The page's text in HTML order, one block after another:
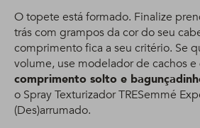
O topete está formado. Finalize
trás com grampos da cor do seu
comprimento fica a seu critério. Se
volume, use modelador de cachos e
comprimento solto e
o Spray Texturizador TRESemmé
(Des)arrumado.